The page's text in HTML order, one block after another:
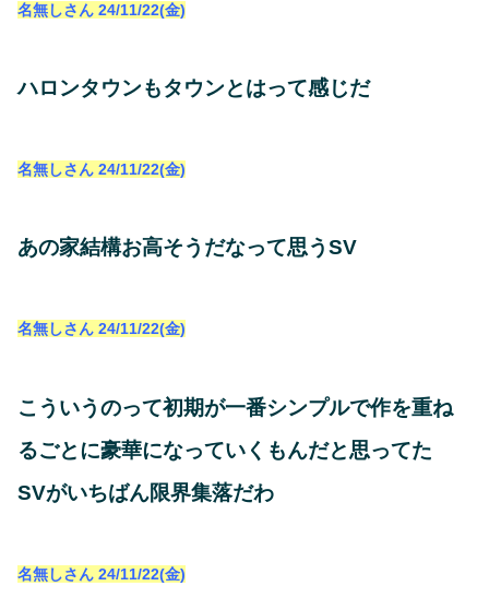
名無しさん 24/11/22(金)
ハロンタウンもタウンとはって感じだ
名無しさん 24/11/22(金)
あの家結構お高そうだなって思うSV
名無しさん 24/11/22(金)
こういうのって初期が一番シンプルで作を重ね
るごとに豪華になっていくもんだと思ってた
SVがいちばん限界集落だわ
名無しさん 24/11/22(金)